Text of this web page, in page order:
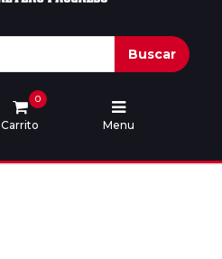
Buscar
Carrito
0
Menu